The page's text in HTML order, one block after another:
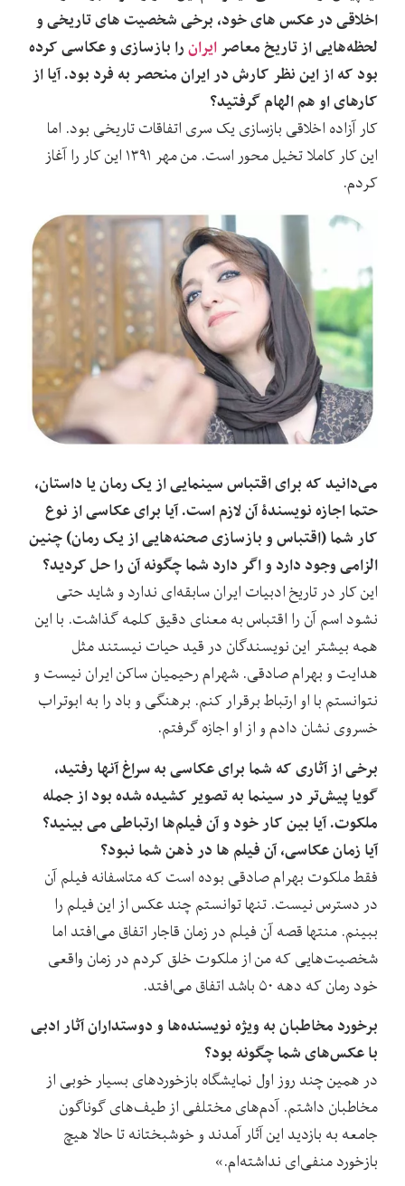
اخلاقی در عکس های خود، برخی شخصیت های تاریخی و
لحظه‌هایی از تاریخ معاصرایرانرا بازسازی و عکاسی کرده
بود که از این نظر کارش در ایران منحصر به فرد بود. آیا از
کارهای او هم الهام گرفتید؟
کار آزاده اخلاقی بازسازی یک سری اتفاقات تاریخی بود. اما
این کار کاملا تخیل محور است. من مهر ۱۳۹۱ این کار را آغاز
کردم.
می‌دانید که برای اقتباس سینمایی از یک رمان یا داستان،
حتما اجازه نویسندۀ آن لازم است. آیا برای عکاسی از نوع
کار شما (اقتباس و بازسازی صحنه‌هایی از یک رمان) چنین
الزامی وجود دارد و اگر دارد شما چگونه آن را حل کردید؟
این کار در تاریخ ادبیات ایران سابقه‌ای ندارد و شاید حتی
نشود اسم آن را اقتباس به معنای دقیق کلمه گذاشت. با این
همه بیشتر این نویسندگان در قید حیات نیستند مثل
هدایت و بهرام صادقی. شهرام رحیمیان ساکن ایران نیست و
نتوانستم با او ارتباط برقرار کنم. برهنگی و باد را به ابوتراب
خسروی نشان دادم و از او اجازه گرفتم.
برخی از آثاری که شما برای عکاسی به سراغ آنها رفتید،
گویا پیش‌تر در سینما به تصویر کشیده شده بود از جمله
ملکوت. آیا بین کار خود و آن فیلم‌ها ارتباطی می بینید؟
آیا زمان عکاسی، آن فیلم ها در ذهن شما نبود؟
فقط ملکوت بهرام صادقی بوده است که متاسفانه فیلم آن
در دسترس نیست. تنها توانستم چند عکس از این فیلم را
ببینم. منتها قصه آن فیلم در زمان قاجار اتفاق می‌افتد اما
شخصیت‌هایی که من از ملکوت خلق کردم در زمان واقعی
خود رمان که دهه ۵۰ باشد اتفاق می‌افتد.
برخورد مخاطبان به ویژه نویسنده‌ها و دوستداران آثار ادبی
با عکس‌های شما چگونه بود؟
در همین چند روز اول نمایشگاه بازخوردهای بسیار خوبی از
مخاطبان داشتم. آدم‌های مختلفی از طیف‌های گوناگون
جامعه به بازدید این آثار آمدند و خوشبختانه تا حالا هیچ
بازخورد منفی‌ای نداشته‌ام.»